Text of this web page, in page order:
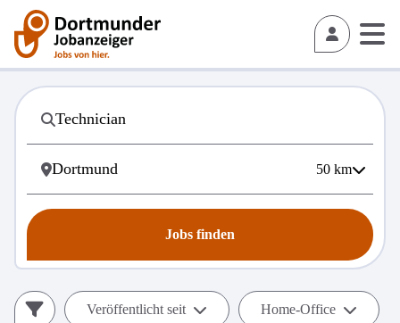
50 km
Jobs finden
Veröffentlicht seit Home-Office